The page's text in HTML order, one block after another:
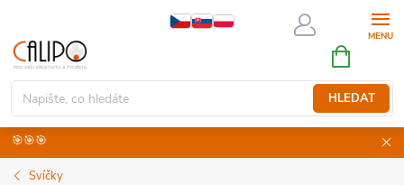
obsah
HLEDAT
NÁKUPNÍ
KOŠÍK
🎯🎯🎯
Svíčky